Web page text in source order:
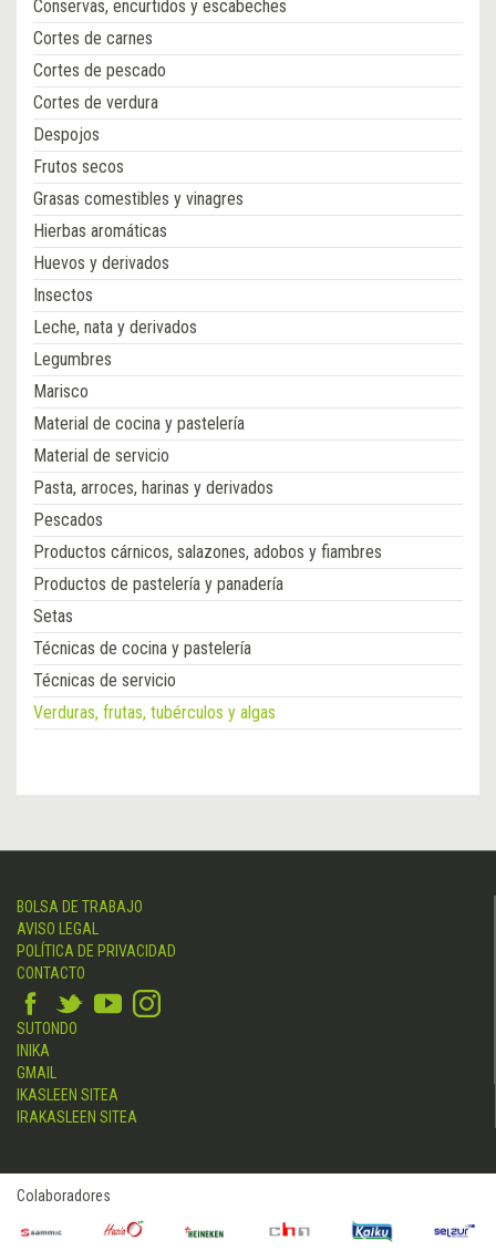
Conservas, encurtidos y escabeches
Cortes de carnes
Cortes de pescado
Cortes de verdura
Despojos
Frutos secos
Grasas comestibles y vinagres
Hierbas aromáticas
Huevos y derivados
Insectos
Leche, nata y derivados
Legumbres
Marisco
Material de cocina y pastelería
Material de servicio
Pasta, arroces, harinas y derivados
Pescados
Productos cárnicos, salazones, adobos y fiambres
Productos de pastelería y panadería
Setas
Técnicas de cocina y pastelería
Técnicas de servicio
Verduras, frutas, tubérculos y algas
BOLSA DE TRABAJO
AVISO LEGAL
POLÍTICA DE PRIVACIDAD
CONTACTO
SUTONDO
INIKA
GMAIL
IKASLEEN SITEA
IRAKASLEEN SITEA
Colaboradores